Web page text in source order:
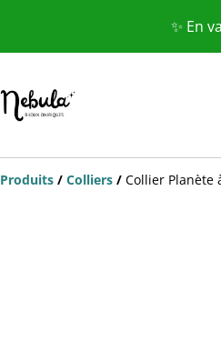
✨ En
Produits / Colliers / Collier Planète